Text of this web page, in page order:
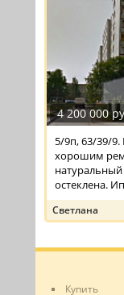
4 200 000
5/9п, 63/39/9.
хорошим
остеклена.
Светлана
Купить